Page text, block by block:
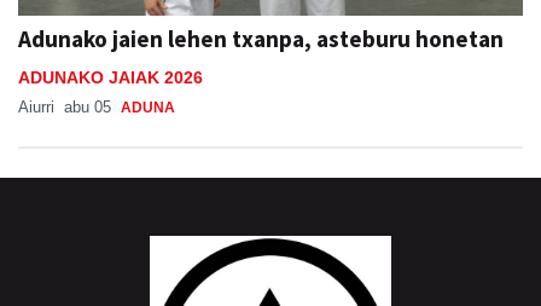
Adunako jaien lehen txanpa, asteburu honetan
ADUNAKO JAIAK 2026
Aiurri abu 05 ADUNA